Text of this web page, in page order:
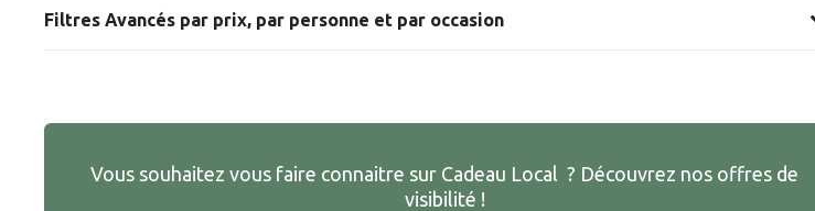
Filtres Avancés par prix, par personne et par occasion
Vous souhaitez vous faire connaitre sur Cadeau Local ? Découvrez nos offres de
visibilité !